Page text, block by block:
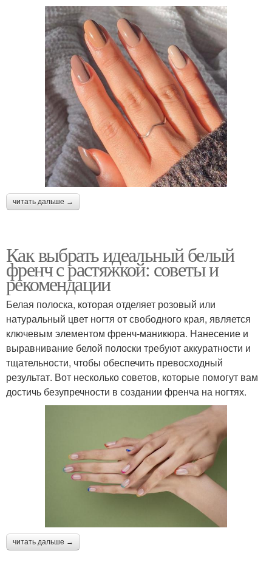
читать дальше →
Как выбрать идеальный белый
френч с растяжкой: советы и
рекомендации
Белая полоска, которая отделяет розовый или
натуральный цвет ногтя от свободного края, является
ключевым элементом френч-маникюра. Нанесение и
выравнивание белой полоски требуют аккуратности и
тщательности, чтобы обеспечить превосходный
результат. Вот несколько советов, которые помогут вам
достичь безупречности в создании френча на ногтях.
читать дальше →